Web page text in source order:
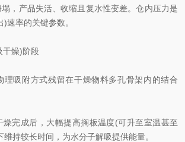
，产品失活、收缩且复水性变差。仓内压力是
速率的关键参数。
燥)阶段
吸附方式残留在干燥物料多孔骨架内的结合
完成后，大幅提高搁板温度(可升至室温甚至
持较长时间，为水分子解吸提供能量。